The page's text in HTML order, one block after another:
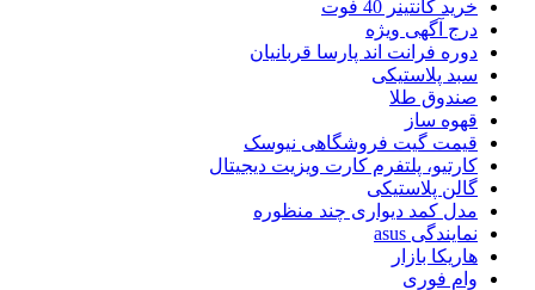
خرید کانتینر 40 فوت
درج آگهی ویژه
دوره فرانت اند پارسا قربانیان
سبد پلاستیکی
صندوق طلا
قهوه ساز
قیمت گیت فروشگاهی نیوسک
کارتیو، پلتفرم کارت ویزیت دیجیتال
گالن پلاستیکی
مدل کمد دیواری چند منظوره
نمایندگی asus
هاریکا بازار
وام فوری